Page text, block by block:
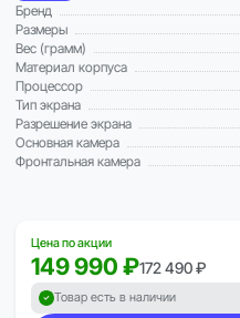
Бренд
Размеры
Вес (грамм)
Материал корпуса
Процессор
Тип экрана
Разрешение экрана
Основная камера
Фронтальная камера
Цена по акции
149 990 ₽172 490 ₽
Товар есть в наличии